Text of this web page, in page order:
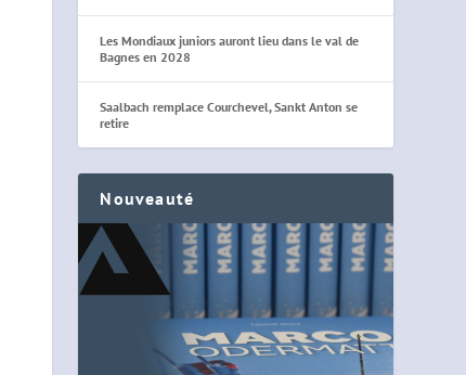
Les Mondiaux juniors auront lieu dans le val de
Bagnes en 2028
Saalbach remplace Courchevel, Sankt Anton se
retire
Nouveauté